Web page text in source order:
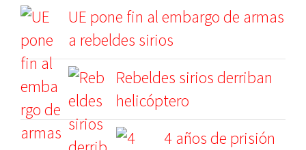
UE pone fin al embargo de armas
a rebeldes sirios
Rebeldes sirios derriban
helicóptero
4 años de prisión